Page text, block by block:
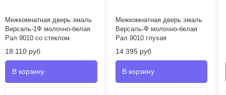
Межкомнатная дверь эмаль
Версаль-1Ф молочно-белая
Рал 9010 со стеклом
18 110 руб
Межкомнатная дверь эмаль
Версаль-Ф молочно-белая
Рал 9010 глухая
14 395 руб